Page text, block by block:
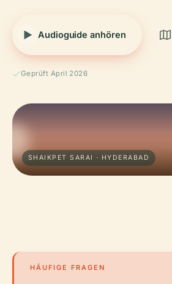
Audioguide anhören
Geprüft April 2026
SHAIKPET SARAI · HYDERABAD
HÄUFIGE FRAGEN